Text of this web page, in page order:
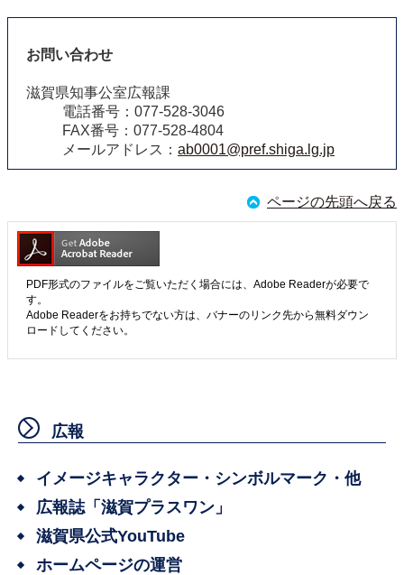
お問い合わせ
滋賀県知事公室広報課
電話番号：077-528-3046
FAX番号：077-528-4804
メールアドレス： ab0001@pref.shiga.lg.jp
ページの先頭へ戻る
PDF形式のファイルをご覧いただく場合には、Adobe Readerが必要で
す。
Adobe Readerをお持ちでない方は、バナーのリンク先から無料ダウン
ロードしてください。
広報
イメージキャラクター・シンボルマーク・他
広報誌「滋賀プラスワン」
滋賀県公式YouTube
ホームページの運営